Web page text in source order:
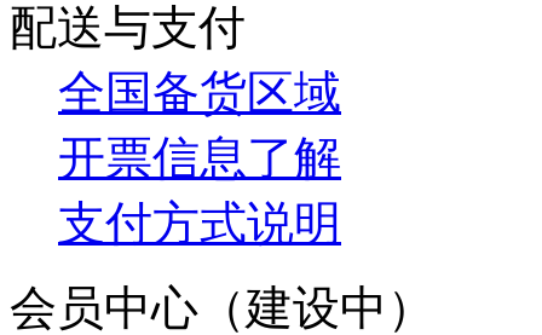
配送与支付
全国备货区域
开票信息了解
支付方式说明
会员中心（建设中）